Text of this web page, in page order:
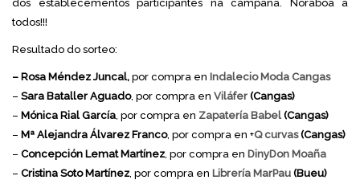
dos establecementos participantes na campaña. Noraboa a
todos!!!
Resultado do sorteo:
– Rosa Méndez Juncal, por compra en Indalecio Moda Cangas
– Sara Bataller Aguado, por compra en Viláfer (Cangas)
– Mónica Rial García, por compra en Zapatería Babel (Cangas)
– Mª Alejandra Álvarez Franco, por compra en +Q curvas(Cangas)
– Concepción Lemat Martínez, por compra en DinyDon Moaña
– Cristina Soto Martínez, por compra en Librería MarPau (Bueu)